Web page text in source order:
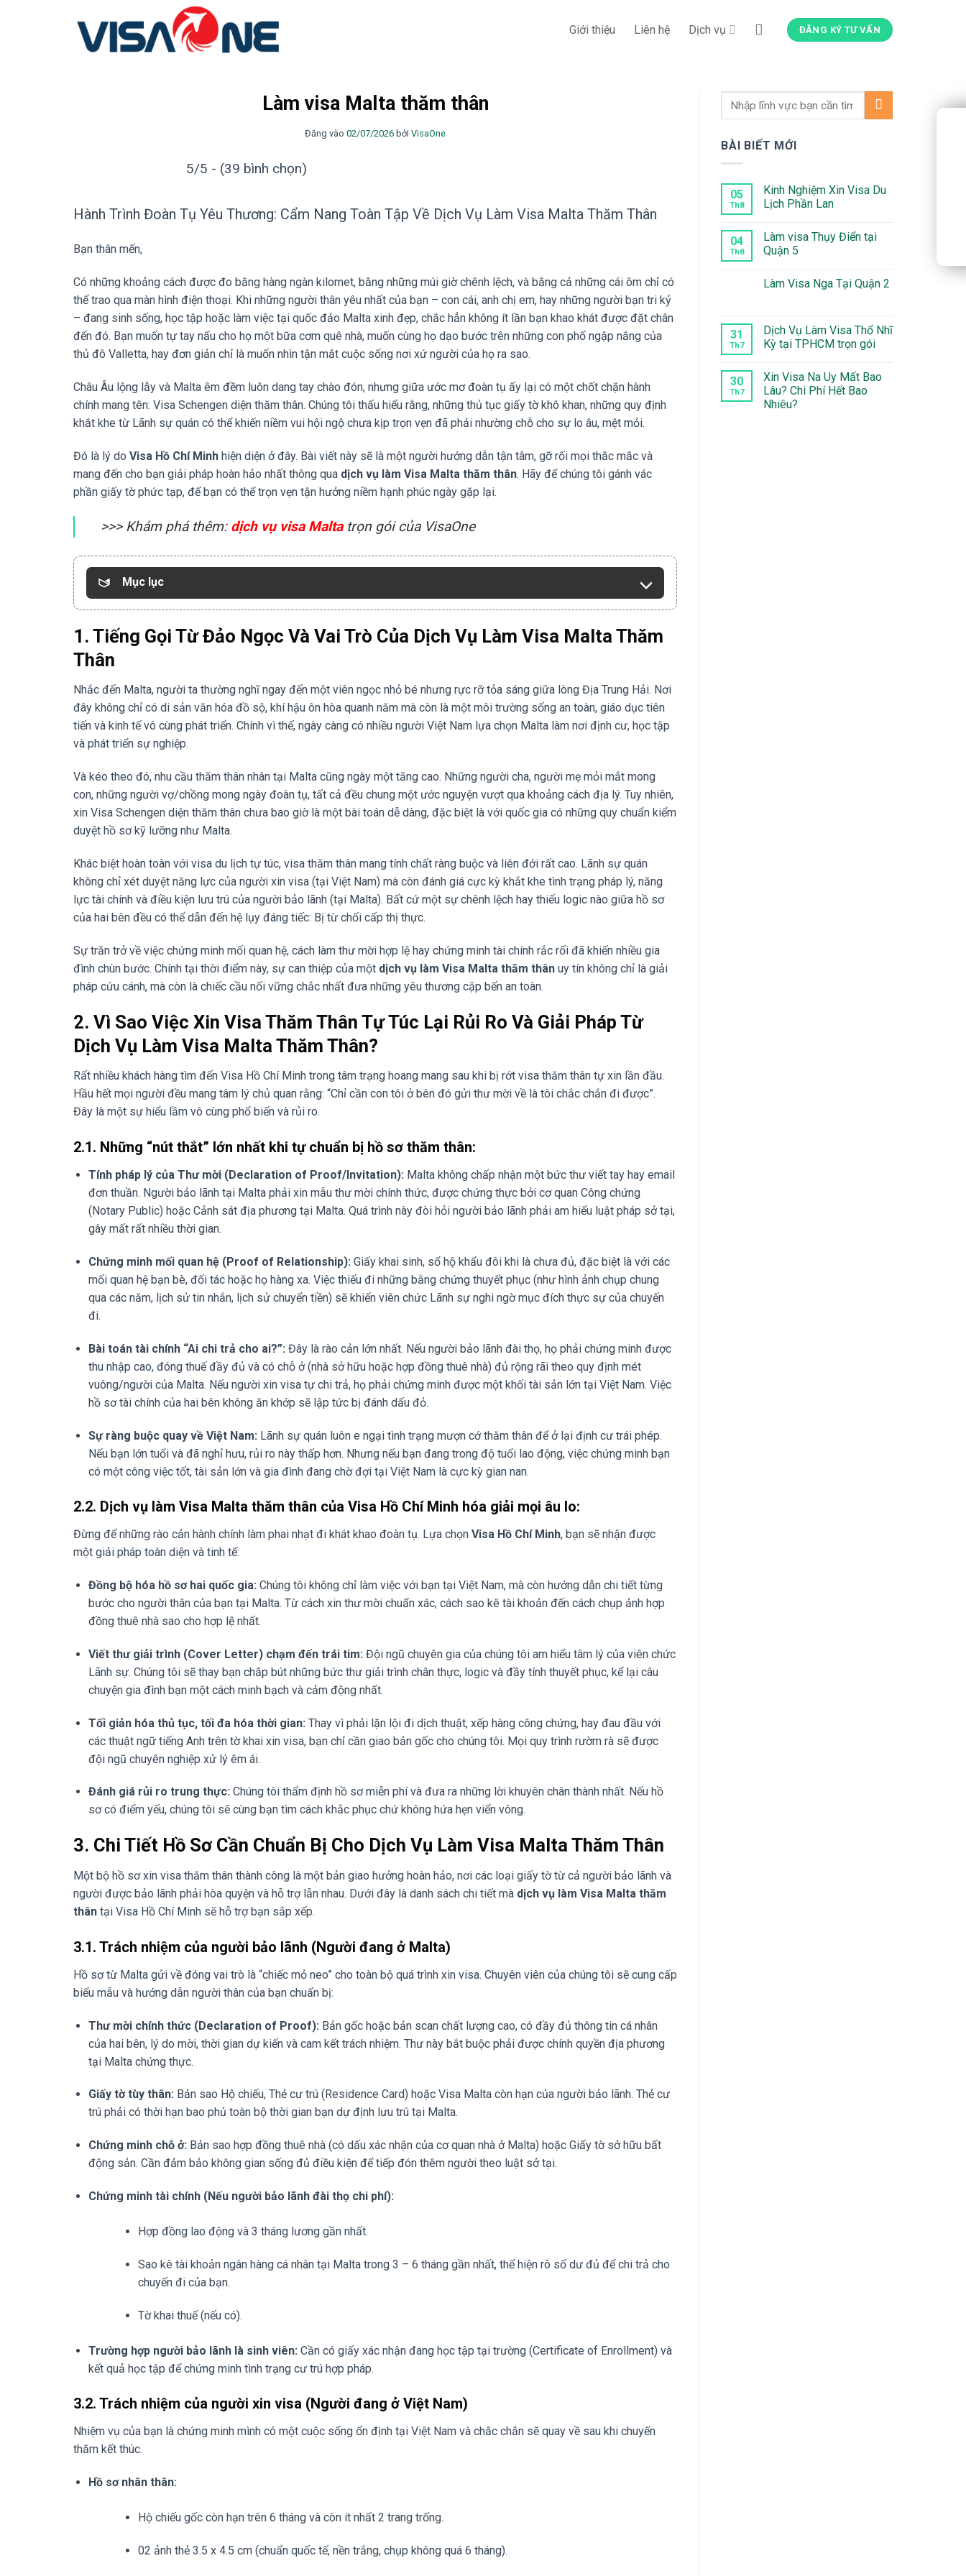
Giới thiệu Liên hệ Dịch vụ ĐĂNG KÝ TƯ VẤN
Làm visa Malta thăm thân
Đăng vào 02/07/2026 bởi VisaOne
5/5 - (39 bình chọn)
Hành Trình Đoàn Tụ Yêu Thương: Cẩm Nang Toàn Tập Về Dịch Vụ Làm Visa Malta Thăm Thân
Bạn thân mến,
Có những khoảng cách được đo bằng hàng ngàn kilomet, bằng những múi giờ chênh lệch, và bằng cả những cái ôm chỉ có
thể trao qua màn hình điện thoại. Khi những người thân yêu nhất của bạn – con cái, anh chị em, hay những người bạn tri kỷ
– đang sinh sống, học tập hoặc làm việc tại quốc đảo Malta xinh đẹp, chắc hẳn không ít lần bạn khao khát được đặt chân
đến đó. Bạn muốn tự tay nấu cho họ một bữa cơm quê nhà, muốn cùng họ dạo bước trên những con phố ngập nắng của
thủ đô Valletta, hay đơn giản chỉ là muốn nhìn tận mắt cuộc sống nơi xứ người của họ ra sao.
Châu Âu lộng lẫy và Malta êm đềm luôn dang tay chào đón, nhưng giữa ước mơ đoàn tụ ấy lại có một chốt chặn hành
chính mang tên: Visa Schengen diện thăm thân. Chúng tôi thấu hiểu rằng, những thủ tục giấy tờ khô khan, những quy định
khắt khe từ Lãnh sự quán có thể khiến niềm vui hội ngộ chưa kịp trọn vẹn đã phải nhường chỗ cho sự lo âu, mệt mỏi.
Đó là lý do Visa Hồ Chí Minh hiện diện ở đây. Bài viết này sẽ là một người hướng dẫn tận tâm, gỡ rối mọi thắc mắc và
mang đến cho bạn giải pháp hoàn hảo nhất thông qua dịch vụ làm Visa Malta thăm thân. Hãy để chúng tôi gánh vác
phần giấy tờ phức tạp, để bạn có thể trọn vẹn tận hưởng niềm hạnh phúc ngày gặp lại.
>>> Khám phá thêm: dịch vụ visa Maltatrọn gói của VisaOne
Mục lục
1. Tiếng Gọi Từ Đảo Ngọc Và Vai Trò Của Dịch Vụ Làm Visa Malta Thăm
Thân
Nhắc đến Malta, người ta thường nghĩ ngay đến một viên ngọc nhỏ bé nhưng rực rỡ tỏa sáng giữa lòng Địa Trung Hải. Nơi
đây không chỉ có di sản văn hóa đồ sộ, khí hậu ôn hòa quanh năm mà còn là một môi trường sống an toàn, giáo dục tiên
tiến và kinh tế vô cùng phát triển. Chính vì thế, ngày càng có nhiều người Việt Nam lựa chọn Malta làm nơi định cư, học tập
và phát triển sự nghiệp.
Và kéo theo đó, nhu cầu thăm thân nhân tại Malta cũng ngày một tăng cao. Những người cha, người mẹ mỏi mắt mong
con, những người vợ/chồng mong ngày đoàn tụ, tất cả đều chung một ước nguyện vượt qua khoảng cách địa lý. Tuy nhiên,
xin Visa Schengen diện thăm thân chưa bao giờ là một bài toán dễ dàng, đặc biệt là với quốc gia có những quy chuẩn kiểm
duyệt hồ sơ kỹ lưỡng như Malta.
Khác biệt hoàn toàn với visa du lịch tự túc, visa thăm thân mang tính chất ràng buộc và liên đới rất cao. Lãnh sự quán
không chỉ xét duyệt năng lực của người xin visa (tại Việt Nam) mà còn đánh giá cực kỳ khắt khe tình trạng pháp lý, năng
lực tài chính và điều kiện lưu trú của người bảo lãnh (tại Malta). Bất cứ một sự chênh lệch hay thiếu logic nào giữa hồ sơ
của hai bên đều có thể dẫn đến hệ lụy đáng tiếc: Bị từ chối cấp thị thực.
Sự trăn trở về việc chứng minh mối quan hệ, cách làm thư mời hợp lệ hay chứng minh tài chính rắc rối đã khiến nhiều gia
đình chùn bước. Chính tại thời điểm này, sự can thiệp của một dịch vụ làm Visa Malta thăm thân uy tín không chỉ là giải
pháp cứu cánh, mà còn là chiếc cầu nối vững chắc nhất đưa những yêu thương cập bến an toàn.
2. Vì Sao Việc Xin Visa Thăm Thân Tự Túc Lại Rủi Ro Và Giải Pháp Từ
Dịch Vụ Làm Visa Malta Thăm Thân?
Rất nhiều khách hàng tìm đến Visa Hồ Chí Minh trong tâm trạng hoang mang sau khi bị rớt visa thăm thân tự xin lần đầu.
Hầu hết mọi người đều mang tâm lý chủ quan rằng: “Chỉ cần con tôi ở bên đó gửi thư mời về là tôi chắc chắn đi được”.
Đây là một sự hiểu lầm vô cùng phổ biến và rủi ro.
2.1. Những “nút thắt” lớn nhất khi tự chuẩn bị hồ sơ thăm thân:
Tính pháp lý của Thư mời (Declaration of Proof/Invitation): Malta không chấp nhận một bức thư viết tay hay email
đơn thuần. Người bảo lãnh tại Malta phải xin mẫu thư mời chính thức, được chứng thực bởi cơ quan Công chứng
(Notary Public) hoặc Cảnh sát địa phương tại Malta. Quá trình này đòi hỏi người bảo lãnh phải am hiểu luật pháp sở tại,
gây mất rất nhiều thời gian.
Chứng minh mối quan hệ (Proof of Relationship): Giấy khai sinh, sổ hộ khẩu đôi khi là chưa đủ, đặc biệt là với các
mối quan hệ bạn bè, đối tác hoặc họ hàng xa. Việc thiếu đi những bằng chứng thuyết phục (như hình ảnh chụp chung
qua các năm, lịch sử tin nhắn, lịch sử chuyển tiền) sẽ khiến viên chức Lãnh sự nghi ngờ mục đích thực sự của chuyến
đi.
Bài toán tài chính “Ai chi trả cho ai?”: Đây là rào cản lớn nhất. Nếu người bảo lãnh đài thọ, họ phải chứng minh được
thu nhập cao, đóng thuế đầy đủ và có chỗ ở (nhà sở hữu hoặc hợp đồng thuê nhà) đủ rộng rãi theo quy định mét
vuông/người của Malta. Nếu người xin visa tự chi trả, họ phải chứng minh được một khối tài sản lớn tại Việt Nam. Việc
hồ sơ tài chính của hai bên không ăn khớp sẽ lập tức bị đánh dấu đỏ.
Sự ràng buộc quay về Việt Nam: Lãnh sự quán luôn e ngại tình trạng mượn cớ thăm thân để ở lại định cư trái phép.
Nếu bạn lớn tuổi và đã nghỉ hưu, rủi ro này thấp hơn. Nhưng nếu bạn đang trong độ tuổi lao động, việc chứng minh bạn
có một công việc tốt, tài sản lớn và gia đình đang chờ đợi tại Việt Nam là cực kỳ gian nan.
2.2. Dịch vụ làm Visa Malta thăm thân của Visa Hồ Chí Minh hóa giải mọi âu lo:
Đừng để những rào cản hành chính làm phai nhạt đi khát khao đoàn tụ. Lựa chọn Visa Hồ Chí Minh, bạn sẽ nhận được
một giải pháp toàn diện và tinh tế:
Đồng bộ hóa hồ sơ hai quốc gia: Chúng tôi không chỉ làm việc với bạn tại Việt Nam, mà còn hướng dẫn chi tiết từng
bước cho người thân của bạn tại Malta. Từ cách xin thư mời chuẩn xác, cách sao kê tài khoản đến cách chụp ảnh hợp
đồng thuê nhà sao cho hợp lệ nhất.
Viết thư giải trình (Cover Letter) chạm đến trái tim: Đội ngũ chuyên gia của chúng tôi am hiểu tâm lý của viên chức
Lãnh sự. Chúng tôi sẽ thay bạn chắp bút những bức thư giải trình chân thực, logic và đầy tính thuyết phục, kể lại câu
chuyện gia đình bạn một cách minh bạch và cảm động nhất.
Tối giản hóa thủ tục, tối đa hóa thời gian: Thay vì phải lặn lội đi dịch thuật, xếp hàng công chứng, hay đau đầu với
các thuật ngữ tiếng Anh trên tờ khai xin visa, bạn chỉ cần giao bản gốc cho chúng tôi. Mọi quy trình rườm rà sẽ được
đội ngũ chuyên nghiệp xử lý êm ái.
Đánh giá rủi ro trung thực: Chúng tôi thẩm định hồ sơ miễn phí và đưa ra những lời khuyên chân thành nhất. Nếu hồ
sơ có điểm yếu, chúng tôi sẽ cùng bạn tìm cách khắc phục chứ không hứa hẹn viển vông.
3. Chi Tiết Hồ Sơ Cần Chuẩn Bị Cho Dịch Vụ Làm Visa Malta Thăm Thân
Một bộ hồ sơ xin visa thăm thân thành công là một bản giao hưởng hoàn hảo, nơi các loại giấy tờ từ cả người bảo lãnh và
người được bảo lãnh phải hòa quyện và hỗ trợ lẫn nhau. Dưới đây là danh sách chi tiết mà dịch vụ làm Visa Malta thăm
thân tại Visa Hồ Chí Minh sẽ hỗ trợ bạn sắp xếp.
3.1. Trách nhiệm của người bảo lãnh (Người đang ở Malta)
Hồ sơ từ Malta gửi về đóng vai trò là “chiếc mỏ neo” cho toàn bộ quá trình xin visa. Chuyên viên của chúng tôi sẽ cung cấp
biểu mẫu và hướng dẫn người thân của bạn chuẩn bị:
Thư mời chính thức (Declaration of Proof): Bản gốc hoặc bản scan chất lượng cao, có đầy đủ thông tin cá nhân
của hai bên, lý do mời, thời gian dự kiến và cam kết trách nhiệm. Thư này bắt buộc phải được chính quyền địa phương
tại Malta chứng thực.
Giấy tờ tùy thân: Bản sao Hộ chiếu, Thẻ cư trú (Residence Card) hoặc Visa Malta còn hạn của người bảo lãnh. Thẻ cư
trú phải có thời hạn bao phủ toàn bộ thời gian bạn dự định lưu trú tại Malta.
Chứng minh chỗ ở: Bản sao hợp đồng thuê nhà (có dấu xác nhận của cơ quan nhà ở Malta) hoặc Giấy tờ sở hữu bất
động sản. Cần đảm bảo không gian sống đủ điều kiện để tiếp đón thêm người theo luật sở tại.
Chứng minh tài chính (Nếu người bảo lãnh đài thọ chi phí):
Hợp đồng lao động và 3 tháng lương gần nhất.
Sao kê tài khoản ngân hàng cá nhân tại Malta trong 3 – 6 tháng gần nhất, thể hiện rõ số dư đủ để chi trả cho
chuyến đi của bạn.
Tờ khai thuế (nếu có).
Trường hợp người bảo lãnh là sinh viên: Cần có giấy xác nhận đang học tập tại trường (Certificate of Enrollment) và
kết quả học tập để chứng minh tình trạng cư trú hợp pháp.
3.2. Trách nhiệm của người xin visa (Người đang ở Việt Nam)
Nhiệm vụ của bạn là chứng minh mình có một cuộc sống ổn định tại Việt Nam và chắc chắn sẽ quay về sau khi chuyến
thăm kết thúc.
Hồ sơ nhân thân:
Hộ chiếu gốc còn hạn trên 6 tháng và còn ít nhất 2 trang trống.
02 ảnh thẻ 3.5 x 4.5 cm (chuẩn quốc tế, nền trắng, chụp không quá 6 tháng).
BÀI BIẾT MỚI
05
Th8
Kinh Nghiệm Xin Visa Du
Lịch Phần Lan
bình
luận
ở
Xin
Lan
04
Th8
Làm visa Thụy Điển tại
Quận 5
bình
Thụy
Điển
tại
Làm Visa Nga Tại Quận 2
luận
ở
Làm
Visa
Tại
Quận
31
Th7
Dịch Vụ Làm Visa Thổ Nhĩ
Kỳ tại TPHCM trọn gói
bình
luận
ở
Dịch
30
Th7
Xin Visa Na Uy Mất Bao
Lâu? Chi Phí Hết Bao
Nhiêu?